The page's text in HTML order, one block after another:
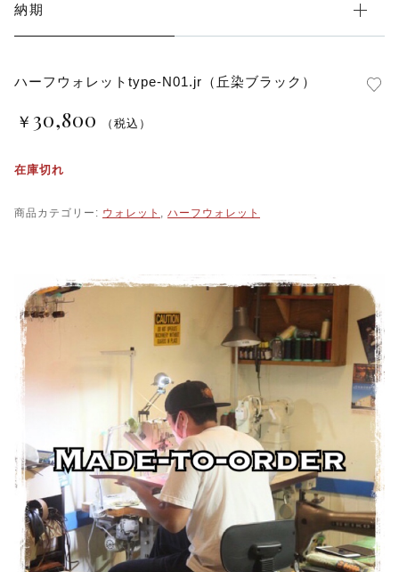
納期
ハーフウォレットtype-N01.jr（丘染ブラック）
￥ 30,800 （税込）
在庫切れ
商品カテゴリー: ウォレット , ハーフウォレット